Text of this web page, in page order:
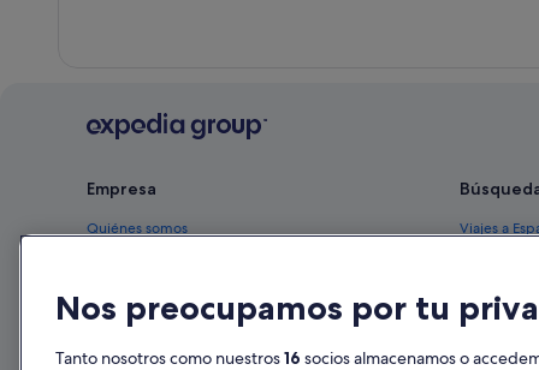
Empresa
Quiénes somos
Anuncia tu alojamiento
Viajes a
Alquileres
Nos preocupamos por tu
Tanto nosotros como nuestros16 socios almacenamos o